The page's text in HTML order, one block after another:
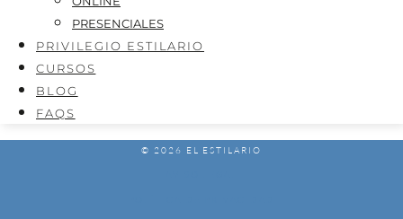
PRESENCIALES
PRIVILEGIO ESTILARIO
CURSOS
BLOG
FAQS
© 2026 EL ESTILARIO